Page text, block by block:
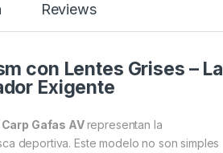
Reviews
con Lentes Grises – La
Exigente
Gafas AVrepresentan la
deportiva. Este modelo no son simples